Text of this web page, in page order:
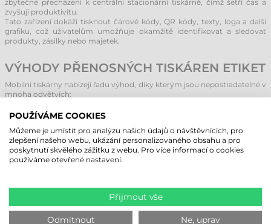
zbytečné přecházení k centrální stacionární tiskárně, čímž šetří čas a
zvyšují produktivitu.
Tato zařízení dokáží tisknout čárové kódy, QR kódy, texty, loga a další
grafiku, což uživatelům umožňuje okamžitě identifikovat a sledovat
produkty, zásilky nebo majetek.
VÝHODY PŘENOSNÝCH TISKÁREN ETIKET
Mobilní tiskárny nabízejí řadu výhod, díky kterým jsou nepostradatelné v
mnoha odvětvích:
Mobilita a ergonomie:
nošení na opasku nebo v brašně. Umožňují práci kdekoli v terénu bez
omezení kabely, což eliminuje chyby vznikající při přenášení vytištěných
štítků z kanceláře do skladu.
Široké možnosti využití:Jsou vhodné pro různé úkoly – od správy
skladových zásob a přeceňování zboží v prodejnách až po tisk
parkovacích lístků nebo identifikačních karet na akcích.
chybám. Tiskárny zajišťují přesné, čitelné a profesionálně vypadající
štítky. Informace odeslané z mobilního terminálu nebo smartphonu
tiskárna okamžitě zpracuje a vytiskne bez nutnosti dalšího zásahu.
POUŽÍVÁME COOKIES
Můžeme je umístit pro analýzu našich údajů o návštěvnících, pro
zlepšení našeho webu, ukázání personalizovaného obsahu a pro
poskytnutí skvělého zážitku z webu. Pro více informací o cookies
používáme otevřené nastavení.
Přijmout vše
Odmítnout Ne, uprav